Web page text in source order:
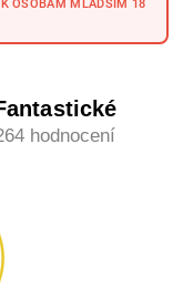
OSOBÁM MLADŠÍM 18